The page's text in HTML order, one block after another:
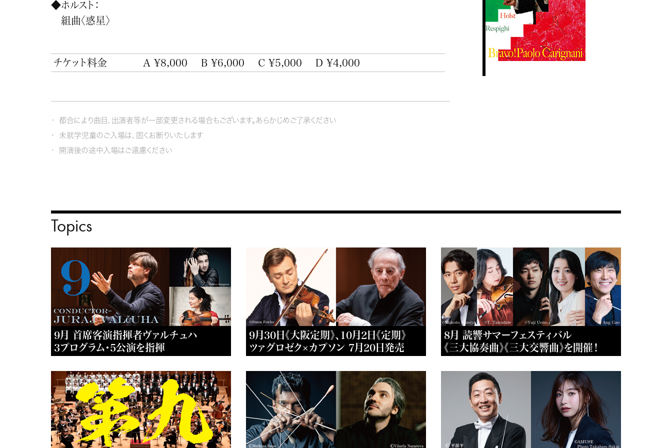
◆ホルスト：
組曲〈惑星〉
チケット料金 A ¥8,000 B ¥6,000 C ¥5,000 D ¥4,000
都合により曲目、出演者等が一部変更される場合もございます。あらかじめご了承ください
未就学児童のご入場は、固くお断りいたします
開演後の途中入場はご遠慮ください
Topics
9月 首席客演指揮者ヴァルチュハ
3プログラム・5公演を指揮
9月30日《大阪定期》、10月2日《定期》
ツァグロゼク×カプソン 7月20日発売
8月 読響サマーフェスティバル
《三大協奏曲》《三大交響曲》を開催！